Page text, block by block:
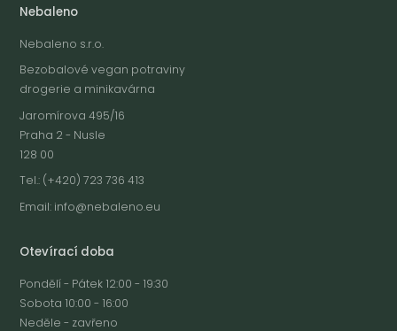
Nebaleno
Nebaleno s.r.o.
Bezobalové vegan potraviny
drogerie a minikavárna
Jaromírova 495/16
Praha 2 - Nusle
128 00
Tel.: (+420) 723 736 413
Email: info@nebaleno.eu
Otevírací doba
Pondělí - Pátek 12:00 - 19:30
Sobota 10:00 - 16:00
Neděle - zavřeno